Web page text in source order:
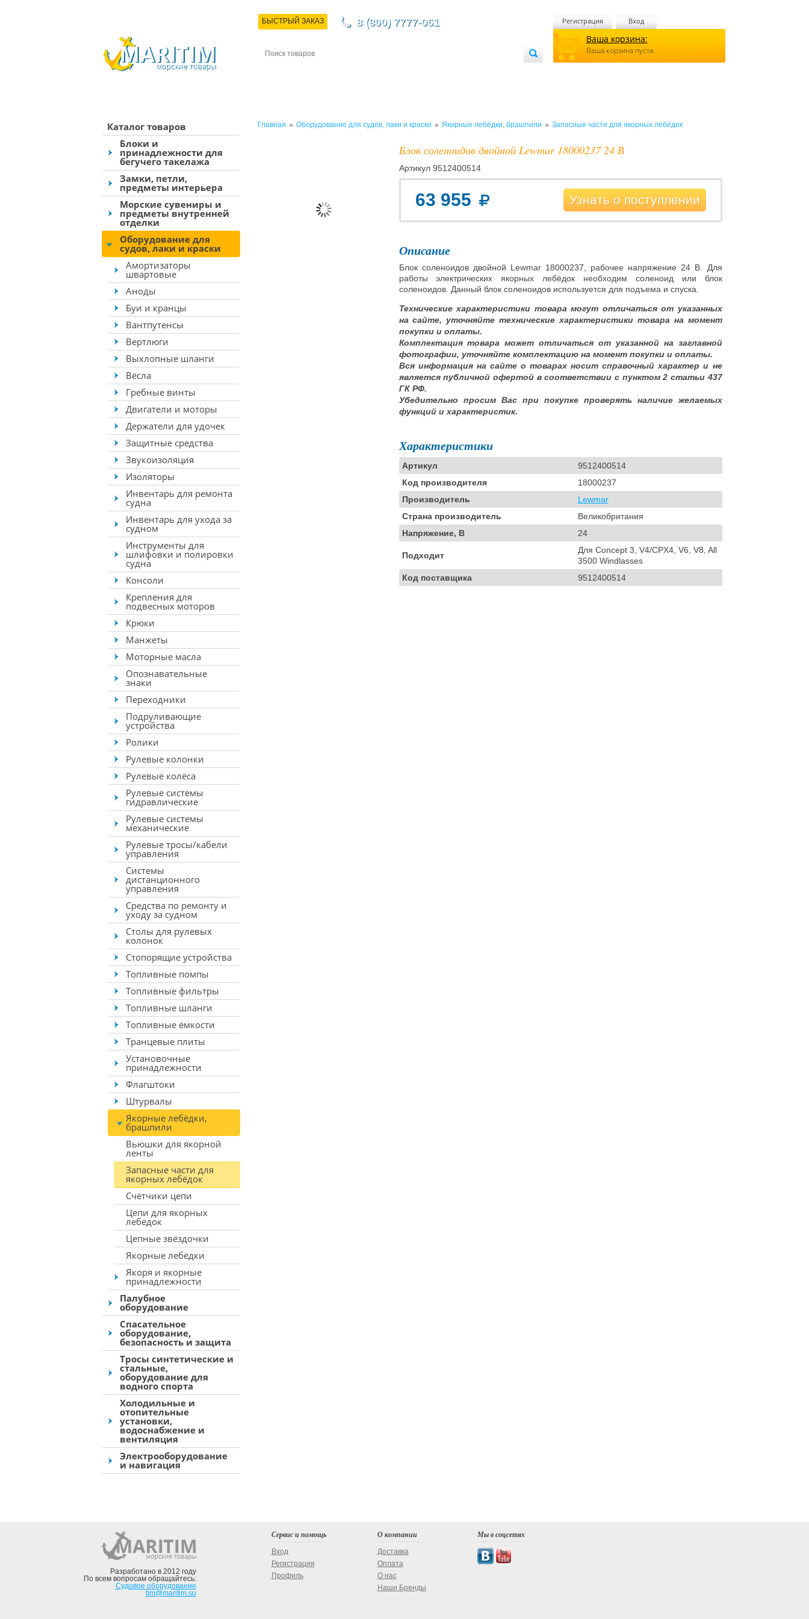
Регистрация Вход
Ваша корзина:
Ваша корзина пуста
БЫСТРЫЙ ЗАКАЗ 8 (800) 7777-061
Каталог товаров
Блоки и
принадлежности для
бегучего такелажа
Замки, петли,
предметы интерьера
Морские сувениры и
предметы внутренней
отделки
Оборудование для
судов, лаки и краски
Амортизаторы
швартовые
Аноды
Буи и кранцы
Вантпутенсы
Вертлюги
Выхлопные шланги
Вёсла
Гребные винты
Двигатели и моторы
Держатели для удочек
Защитные средства
Звукоизоляция
Изоляторы
Инвентарь для ремонта
судна
Инвентарь для ухода за
судном
Инструменты для
шлифовки и полировки
судна
Консоли
Крепления для
подвесных моторов
Крюки
Манжеты
Моторные масла
Опознавательные
знаки
Переходники
Подруливающие
устройства
Ролики
Рулевые колонки
Рулевые колёса
Рулевые системы
гидравлические
Рулевые системы
механические
Рулевые тросы/кабели
управления
Системы
дистанционного
управления
Средства по ремонту и
уходу за судном
Столы для рулевых
колонок
Стопорящие устройства
Топливные помпы
Топливные фильтры
Топливные шланги
Топливные ёмкости
Транцевые плиты
Установочные
принадлежности
Флагштоки
Штурвалы
Якорные лебёдки,
брашпили
Вьюшки для якорной
ленты
Запасные части для
якорных лебёдок
Счётчики цепи
Цепи для якорных
лебёдок
Цепные звёздочки
Якорные лебёдки
Якоря и якорные
принадлежности
Палубное
оборудование
Спасательное
оборудование,
безопасность и защита
Тросы синтетические и
стальные,
оборудование для
водного спорта
Холодильные и
отопительные
установки,
водоснабжение и
вентиляция
Электрооборудование
и навигация
Главная » Оборудование для судов, лаки и краски » Якорные лебёдки, брашпили » Запасные части для якорных лебёдок
Блок соленоидов двойной Lewmar 18000237 24 В
Артикул 9512400514
63 955 Узнать о поступлении
Описание
Блок соленоидов двойной Lewmar 18000237, рабочее напряжение 24 В. Для
работы электрических якорных лебёдок необходим соленоид или блок
соленоидов. Данный блок соленоидов используется для подъема и спуска.
Технические характеристики товара могут отличаться от указанных
на сайте, уточняйте технические характеристики товара на момент
покупки и оплаты.
Комплектация товара может отличаться от указанной на заглавной
фотографии, уточняйте комплектацию на момент покупки и оплаты.
Вся информация на сайте о товарах носит справочный характер и не
является публичной офертой в соответствии с пунктом 2 статьи 437
ГК РФ.
Убедительно просим Вас при покупке проверять наличие желаемых
функций и характеристик.
Характеристики
Артикул
9512400514
Код производителя
18000237
Производитель
Lewmar
Страна производитель
Великобритания
Напряжение, В
24
Подходит
Для Concept 3, V4/CPX4, V6, V8, All
3500 Windlasses
Код поставщика
9512400514
Разработано в 2012 году
По всем вопросам обращайтесь:
Судовое оборудование
tim@maritim.su
Сервис и помощь
Вход
Регистрация
Профиль
О компании
Доставка
Оплата
О нас
Наши Бренды
Мы в соцсетях